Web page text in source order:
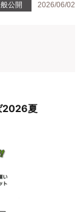
公開 2026/06/02
2026夏